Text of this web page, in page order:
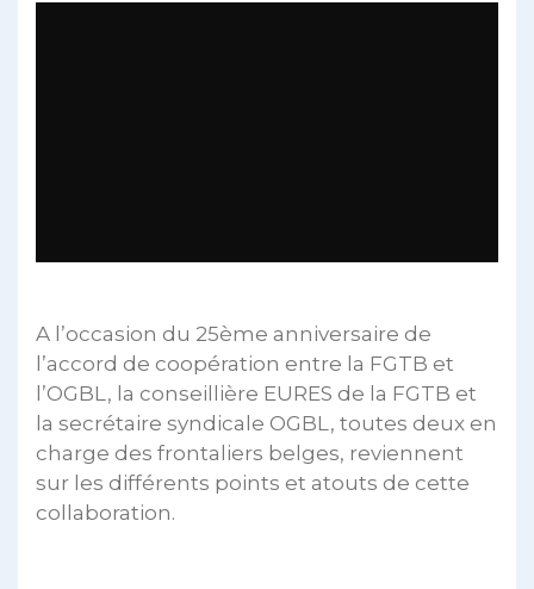
A l’occasion du 25ème anniversaire de
l’accord de coopération entre la FGTB et
l’OGBL, la conseillière EURES de la FGTB et
la secrétaire syndicale OGBL, toutes deux en
charge des frontaliers belges, reviennent
sur les différents points et atouts de cette
collaboration.